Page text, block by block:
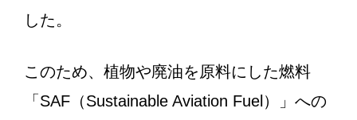
した。
このため、植物や廃油を原料にした燃料
「SAF（Sustainable Aviation Fuel）」への